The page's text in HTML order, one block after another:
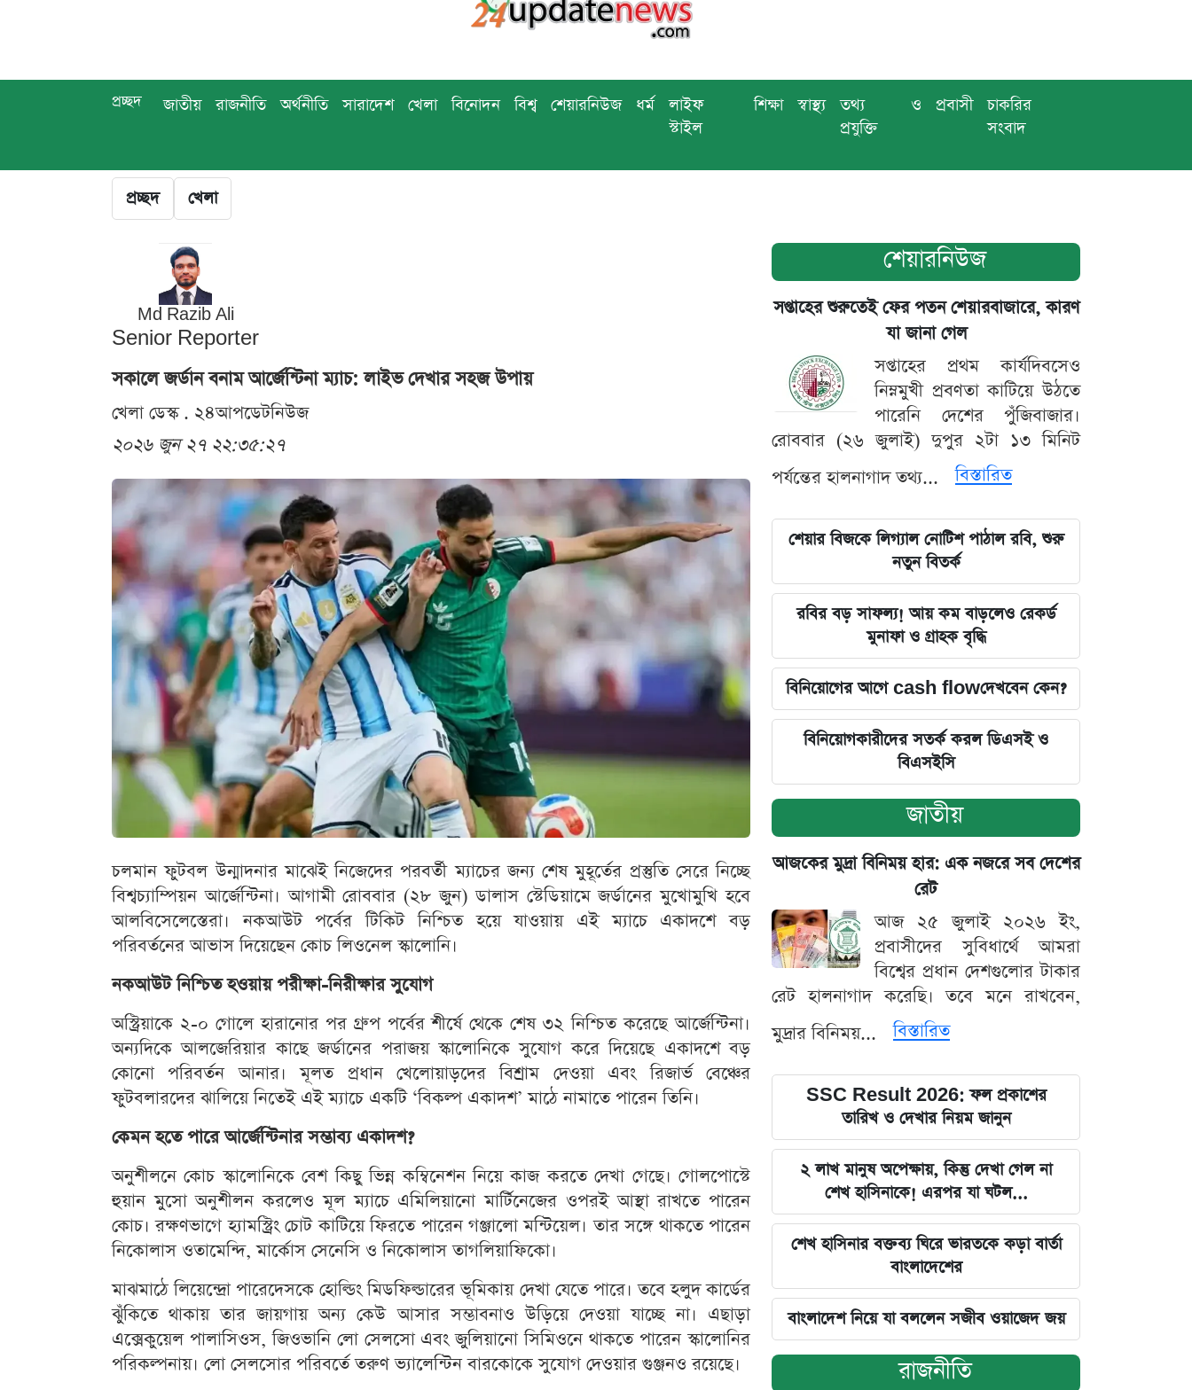
প্রচ্ছদ জাতীয় রাজনীতি অর্থনীতি সারাদেশ খেলা বিনোদন বিশ্ব শেয়ারনিউজ ধর্ম
লাইফ
স্টাইল
শিক্ষা স্বাস্থ্য
তথ্য ও
প্রযুক্তি
প্রবাসী
চাকরির
সংবাদ
প্রচ্ছদ খেলা
Md Razib Ali
Senior Reporter
সকালে জর্ডান বনাম আর্জেন্টিনা ম্যাচ: লাইভ দেখার সহজ উপায়
খেলা ডেস্ক . ২৪আপডেটনিউজ
২০২৬ জুন ২৭ ২২:৩৫:২৭
চলমান ফুটবল উন্মাদনার মাঝেই নিজেদের পরবর্তী ম্যাচের জন্য শেষ মুহূর্তের প্রস্তুতি সেরে নিচ্ছে
বিশ্বচ্যাম্পিয়ন আর্জেন্টিনা। আগামী রোববার (২৮ জুন) ডালাস স্টেডিয়ামে জর্ডানের মুখোমুখি হবে
আলবিসেলেস্তেরা। নকআউট পর্বের টিকিট নিশ্চিত হয়ে যাওয়ায় এই ম্যাচে একাদশে বড়
পরিবর্তনের আভাস দিয়েছেন কোচ লিওনেল স্কালোনি।
নকআউট নিশ্চিত হওয়ায় পরীক্ষা-নিরীক্ষার সুযোগ
অস্ট্রিয়াকে ২-০ গোলে হারানোর পর গ্রুপ পর্বের শীর্ষে থেকে শেষ ৩২ নিশ্চিত করেছে আর্জেন্টিনা।
অন্যদিকে আলজেরিয়ার কাছে জর্ডানের পরাজয় স্কালোনিকে সুযোগ করে দিয়েছে একাদশে বড়
কোনো পরিবর্তন আনার। মূলত প্রধান খেলোয়াড়দের বিশ্রাম দেওয়া এবং রিজার্ভ বেঞ্চের
ফুটবলারদের ঝালিয়ে নিতেই এই ম্যাচে একটি ‘বিকল্প একাদশ’ মাঠে নামাতে পারেন তিনি।
কেমন হতে পারে আর্জেন্টিনার সম্ভাব্য একাদশ?
অনুশীলনে কোচ স্কালোনিকে বেশ কিছু ভিন্ন কম্বিনেশন নিয়ে কাজ করতে দেখা গেছে। গোলপোস্টে
হুয়ান মুসো অনুশীলন করলেও মূল ম্যাচে এমিলিয়ানো মার্টিনেজের ওপরই আস্থা রাখতে পারেন
কোচ। রক্ষণভাগে হ্যামস্ট্রিং চোট কাটিয়ে ফিরতে পারেন গঞ্জালো মন্টিয়েল। তার সঙ্গে থাকতে পারেন
নিকোলাস ওতামেন্দি, মার্কোস সেনেসি ও নিকোলাস তাগলিয়াফিকো।
মাঝমাঠে লিয়েন্দ্রো পারেদেসকে হোল্ডিং মিডফিল্ডারের ভূমিকায় দেখা যেতে পারে। তবে হলুদ কার্ডের
ঝুঁকিতে থাকায় তার জায়গায় অন্য কেউ আসার সম্ভাবনাও উড়িয়ে দেওয়া যাচ্ছে না। এছাড়া
এক্সেকুয়েল পালাসিওস, জিওভানি লো সেলসো এবং জুলিয়ানো সিমিওনে থাকতে পারেন স্কালোনির
পরিকল্পনায়। লো সেলসোর পরিবর্তে তরুণ ভ্যালেন্টিন বারকোকে সুযোগ দেওয়ার গুঞ্জনও রয়েছে।
শেয়ারনিউজ
সপ্তাহের শুরুতেই ফের পতন শেয়ারবাজারে, কারণ
যা জানা গেল
সপ্তাহের প্রথম কার্যদিবসেও
নিম্নমুখী প্রবণতা কাটিয়ে উঠতে
পারেনি দেশের পুঁজিবাজার।
রোববার (২৬ জুলাই) দুপুর ২টা ১৩ মিনিট
পর্যন্তের হালনাগাদ তথ্য...
বিস্তারিত
শেয়ার বিজকে লিগ্যাল নোটিশ পাঠাল রবি, শুরু
নতুন বিতর্ক
রবির বড় সাফল্য! আয় কম বাড়লেও রেকর্ড
মুনাফা ও গ্রাহক বৃদ্ধি
বিনিয়োগের আগে cash flowদেখবেন কেন?
বিনিয়োগকারীদের সতর্ক করল ডিএসই ও
বিএসইসি
জাতীয়
আজকের মুদ্রা বিনিময় হার: এক নজরে সব দেশের
রেট
আজ ২৫ জুলাই ২০২৬ ইং,
প্রবাসীদের সুবিধার্থে আমরা
বিশ্বের প্রধান দেশগুলোর টাকার
রেট হালনাগাদ করেছি। তবে মনে রাখবেন,
মুদ্রার বিনিময়...
বিস্তারিত
SSC Result 2026: ফল প্রকাশের
তারিখ ও দেখার নিয়ম জানুন
২ লাখ মানুষ অপেক্ষায়, কিন্তু দেখা গেল না
শেখ হাসিনাকে! এরপর যা ঘটল...
শেখ হাসিনার বক্তব্য ঘিরে ভারতকে কড়া বার্তা
বাংলাদেশের
বাংলাদেশ নিয়ে যা বললেন সজীব ওয়াজেদ জয়
রাজনীতি